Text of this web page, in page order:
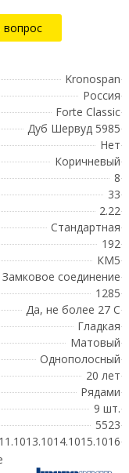
вопрос
Kronospan
Россия
Forte Classic
Дуб Шервуд 5985
Нет
Коричневый
8
33
2.22
Стандартная
192
КМ5
Замковое соединение
1285
Да, не более 27 С
Гладкая
Матовый
Однополосный
20 лет
Рядами
9 шт.
5523